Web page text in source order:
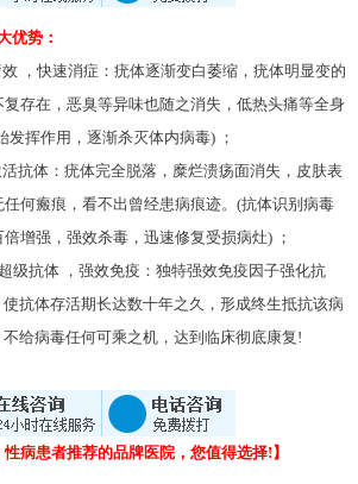
优势：
，快速消症：疣体逐渐变白萎缩，疣体明显变的
存在，恶臭等异味也随之消失，低热头痛等全身
挥作用，逐渐杀灭体内病毒) ；
抗体：疣体完全脱落，糜烂溃疡面消失，皮肤表
何瘢痕，看不出曾经患病痕迹。(抗体识别病毒
增强，强效杀毒，迅速修复受损病灶) ；
抗体 ，强效免疫：独特强效免疫因子强化抗
抗体存活期长达数十年之久，形成终生抵抗该病
给病毒任何可乘之机，达到临床彻底康复!
性病患者推荐的品牌医院，您值得选择!】